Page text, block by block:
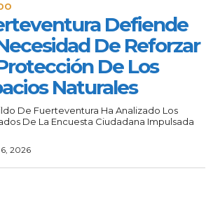
Defiende
De Reforzar
De Los
Naturales
De Fuerteventura Ha Analizado Los
De La Encuesta Ciudadana Impulsada
2026